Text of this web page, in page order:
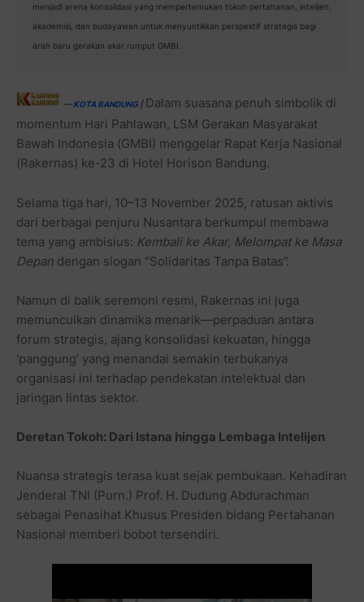
menjadi arena konsolidasi yang mempertemukan tokoh pertahanan, intelijen,
akademisi, dan budayawan untuk menyuntikkan perspektif strategis bagi
arah baru gerakan akar rumput GMBI.
—KOTA BANDUNG | Dalam suasana penuh simbolik di
momentum Hari Pahlawan, LSM Gerakan Masyarakat
Bawah Indonesia (GMBI) menggelar Rapat Kerja Nasional
(Rakernas) ke-23 di Hotel Horison Bandung.
Selama tiga hari, 10–13 November 2025, ratusan aktivis
dari berbagai penjuru Nusantara berkumpul membawa
tema yang ambisius: Kembali ke Akar, Melompat ke Masa
Depan dengan slogan “Solidaritas Tanpa Batas”.
Namun di balik seremoni resmi, Rakernas ini juga
memunculkan dinamika menarik—perpaduan antara
forum strategis, ajang konsolidasi kekuatan, hingga
‘panggung’ yang menandai semakin terbukanya
organisasi ini terhadap pendekatan intelektual dan
jaringan lintas sektor.
Deretan Tokoh: Dari Istana hingga Lembaga Intelijen
Nuansa strategis terasa kuat sejak pembukaan. Kehadiran
Jenderal TNI (Purn.) Prof. H. Dudung Abdurachman
sebagai Penasihat Khusus Presiden bidang Pertahanan
Nasional memberi bobot tersendiri.